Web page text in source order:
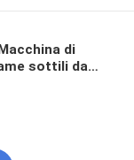
di
sottili da